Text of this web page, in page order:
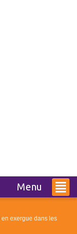
Menu
en exergue dans les